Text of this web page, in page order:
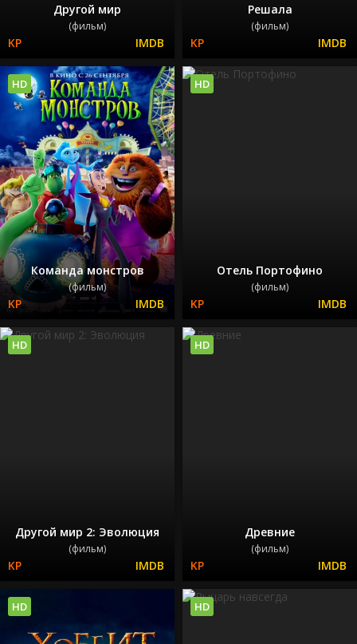
Другой мир
(фильм)
Решала
(фильм)
Команда монстров
(фильм)
HD
Отель Портофино
(фильм)
HD
Другой мир 2: Эволюция
(фильм)
HD
Древние
(фильм)
HD
HD HD